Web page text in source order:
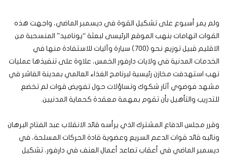
ولم يمر أسبوع على تشكيل القوة في ديسمبر الماضي، واجهت هذه
القوات اتهامات بنهب الموقع الرئيسى لبعثة “يوناميد” المنسحبة من
الاقليم قبيل توزيع نحو (700) سيارة وآليات للاستفادة منها في
الخدمات المدنية في ولايات دارفور الخمس، علاوة على تنفيذها عمليات
نهب استهدفت مخازن رئيسية لبرنامج الغذاء العالمي بمدينة الفاشر في
مشهد فوضوي آثار شكوك وتساؤلات حول تفويض قوات لم تخضع
للتدريب والتأهيل بأن تقوم بمهمة معقدة كحماية المدنيين.
وقرر مجلس الدفاع المشترك الذي يرأسه قائد الانقلاب عبد الفتاح البرهان
ونائبه قائد قوات الدعم السريع وعضوية قادة الحركات المسلحة، في
ديسمبر الماضي في أعقاب تصاعد أعمال العنف في دارفور، تشكيل